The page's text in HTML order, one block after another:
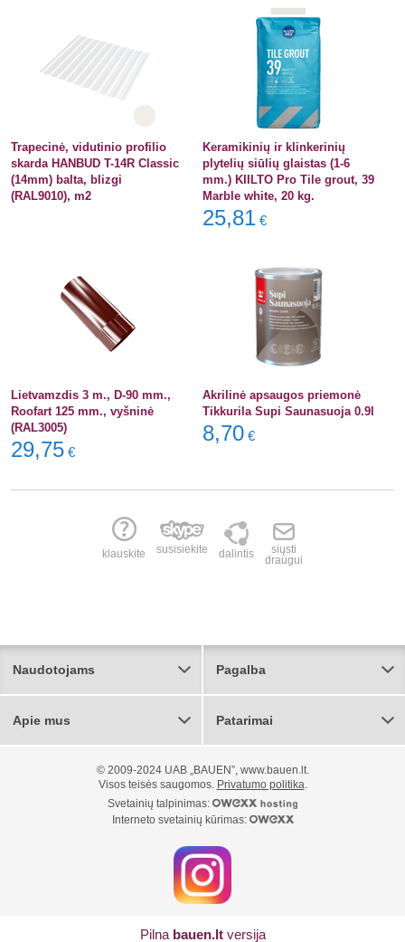
Trapecinė, vidutinio profilio
skarda HANBUD T-14R Classic
(14mm) balta, blizgi
(RAL9010), m2
Keramikinių ir klinkerinių
plytelių siūlių glaistas (1-6
mm.) KIILTO Pro Tile grout, 39
Marble white, 20 kg.
25,81 €
Lietvamzdis 3 m., D-90 mm.,
Roofart 125 mm., vyšninė
(RAL3005)
29,75 €
Akrilinė apsaugos priemonė
Tikkurila Supi Saunasuoja 0.9l
8,70 €
klauskite susisiekite dalintis
siųsti
draugui
Naudotojams Pagalba
Apie mus Patarimai
© 2009-2024 UAB „BAUEN”, www.bauen.lt.
Visos teisės saugomos. Privatumo politika.
Svetainių talpinimas:
Interneto svetainių kūrimas:
Pilna bauen.ltversija